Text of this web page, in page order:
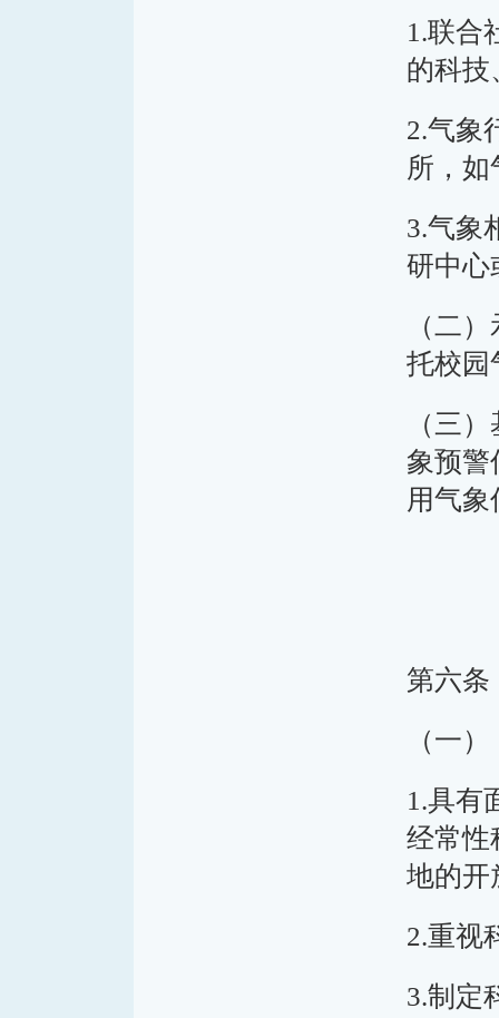
1.联合
的科技
2.气象
所，
3.气象
研中心
（二
托校园
（三
象预警
用气
第六
（一
1.具有
经常性
地的开
2.重视
3.制定